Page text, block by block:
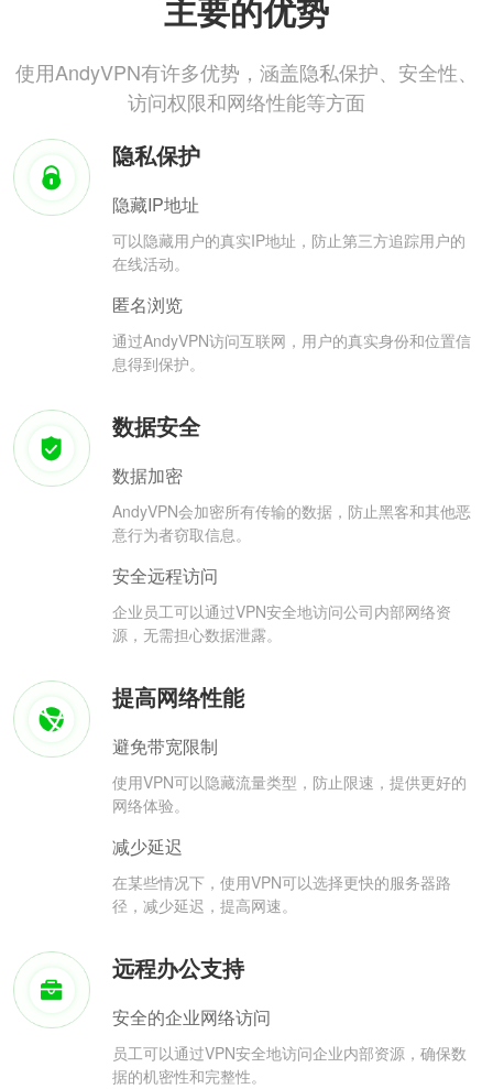
主要的优势
使用AndyVPN有许多优势，涵盖隐私保护、安全性、
访问权限和网络性能等方面
隐私保护
隐藏IP地址
可以隐藏用户的真实IP地址，防止第三方追踪用户的
在线活动。
匿名浏览
通过AndyVPN访问互联网，用户的真实身份和位置信
息得到保护。
数据安全
数据加密
AndyVPN会加密所有传输的数据，防止黑客和其他恶
意行为者窃取信息。
安全远程访问
企业员工可以通过VPN安全地访问公司内部网络资
源，无需担心数据泄露。
提高网络性能
避免带宽限制
使用VPN可以隐藏流量类型，防止限速，提供更好的
网络体验。
减少延迟
在某些情况下，使用VPN可以选择更快的服务器路
径，减少延迟，提高网速。
远程办公支持
安全的企业网络访问
员工可以通过VPN安全地访问企业内部资源，确保数
据的机密性和完整性。